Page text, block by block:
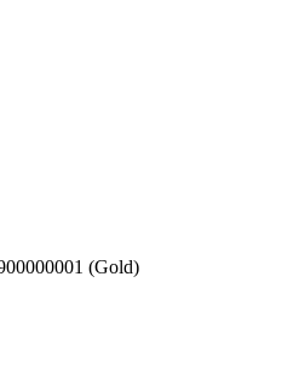
(Gold)